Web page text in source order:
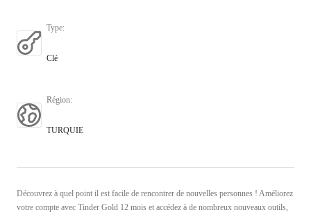
Type:
Clé
Région:
TURQUIE
Découvrez à quel point il est facile de rencontrer de nouvelles personnes ! Améliorez
votre compte avec Tinder Gold 12 mois et accédez à de nombreux nouveaux outils,